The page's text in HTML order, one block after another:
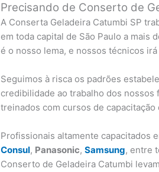
Precisando de Conserto de
A Conserta Geladeira Catumbi SP
em toda capital de São Paulo a mais
é o nosso lema, e nossos técnicos
Seguimos à risca os padrões
credibilidade ao trabalho dos
treinados com cursos de capacitação
Profissionais altamente capacitados
Consul, Panasonic,Samsung, entre
Conserto de Geladeira Catumbi